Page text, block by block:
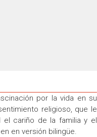
por la vida en su
religioso, que le
cariño de la familia y el
en versión bilingüe.